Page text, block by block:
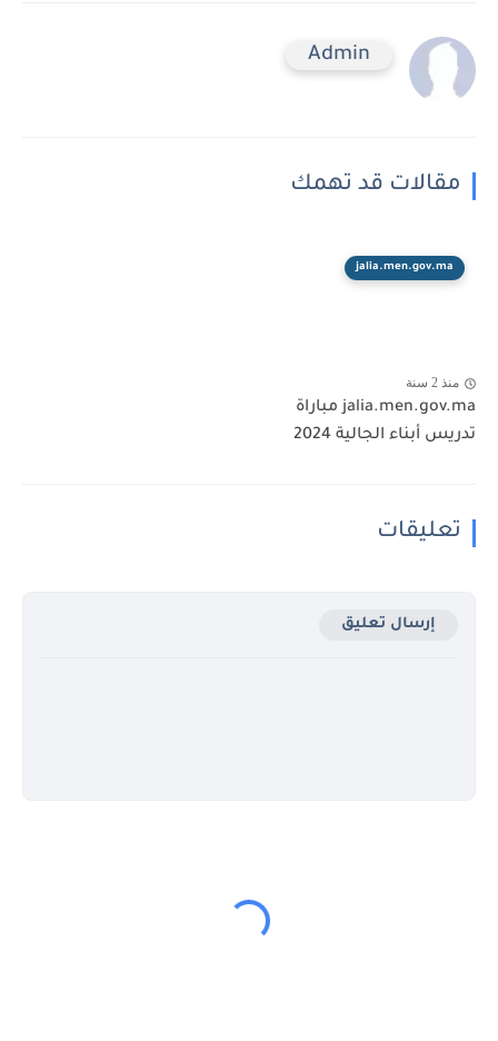
Admin
مقالات قد تهمك
jalia.men.gov.ma
منذ 2 سنة
jalia.men.gov.ma مباراة
تدريس أبناء الجالية 2024
تعليقات
إرسال تعليق